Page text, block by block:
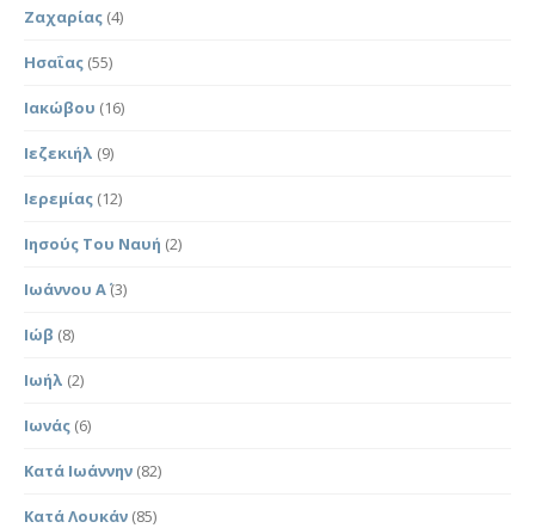
Ζαχαρίας (4)
Ησαΐας (55)
Ιακώβου (16)
Ιεζεκιήλ (9)
Ιερεμίας (12)
Ιησούς Του Ναυή (2)
Ιωάννου Α΄(3)
Ιώβ (8)
Ιωήλ (2)
Ιωνάς (6)
Κατά Ιωάννην (82)
Κατά Λουκάν (85)